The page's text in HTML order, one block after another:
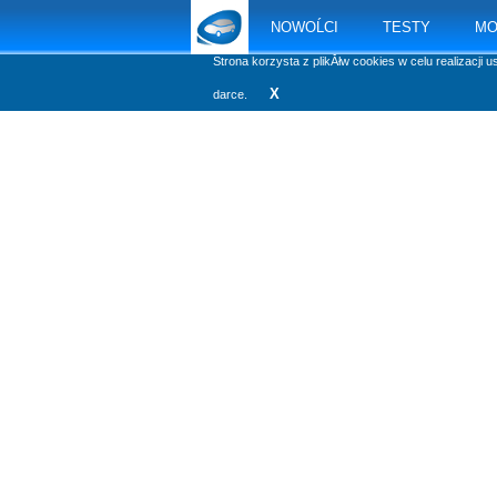
Strona korzysta z plikĂłw cookies w celu realizacji
darce. X
NOWOĹCI TESTY